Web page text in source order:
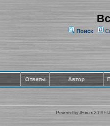
Поиск
Ответы Автор
Powered byJForum 2.1.9©